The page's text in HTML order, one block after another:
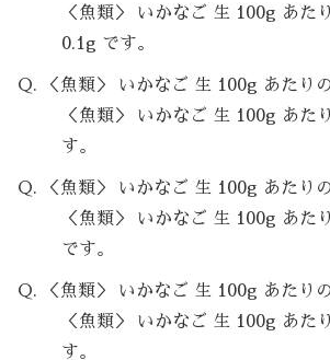
＜魚類＞ いかなご 生 100g あた
0.1g です。
Q. ＜魚類＞ いかなご 生 100g あたり
＜魚類＞ いかなご 生 100g あた
す。
Q. ＜魚類＞ いかなご 生 100g あたり
＜魚類＞ いかなご 生 100g あた
です。
Q. ＜魚類＞ いかなご 生 100g あたり
＜魚類＞ いかなご 生 100g あた
す。